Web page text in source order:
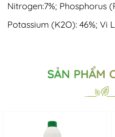
Nitrogen:7%; Phosphorus
Potassium (K2O): 46%; Vi
SẢN PHẨM